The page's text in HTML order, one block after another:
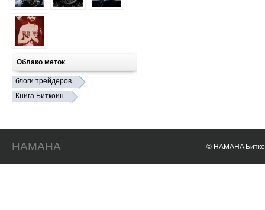
Облако меток
блоги трейдеров
Книга Биткоин
HAMAHA © HAMAHA